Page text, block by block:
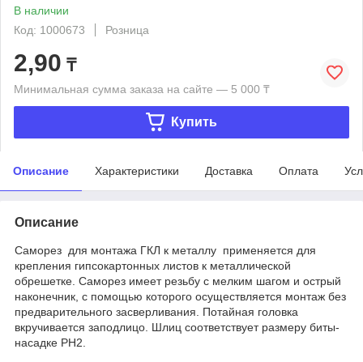
В наличии
Код: 1000673
Розница
2,90 ₸
Минимальная сумма заказа на сайте — 5 000 ₸
Купить
Описание Характеристики Доставка Оплата
Описание
Саморез для монтажа ГКЛ к металлу применяется для
крепления гипсокартонных листов к металлической
обрешетке. Саморез имеет резьбу с мелким шагом и острый
наконечник, с помощью которого осуществляется монтаж без
предварительного засверливания. Потайная головка
вкручивается заподлицо. Шлиц соответствует размеру биты-
насадке PH2.